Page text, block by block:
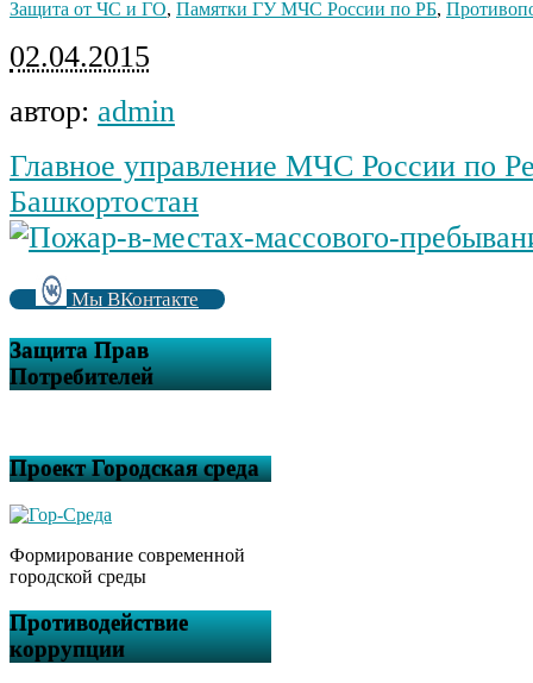
Защита от ЧС и ГО, Памятки ГУ МЧС России по РБ,
02.04.2015
автор: admin
Главное управление МЧС России по
Башкортостан
Мы ВКонтакте
Защита Прав
Потребителей
Проект Городская среда
Формирование современной
городской среды
Противодействие
коррупции